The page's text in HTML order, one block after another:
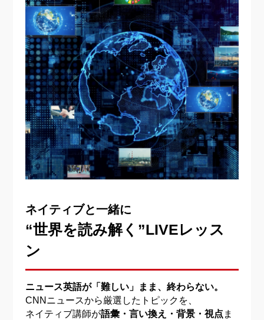
ネイティブと一緒に
“世界を読み解く”LIVEレッス
ン
ニュース英語が「難しい」まま、終わらない。
CNNニュースから厳選したトピックを、
ネイティブ講師が語彙・言い換え・背景・視点 ま